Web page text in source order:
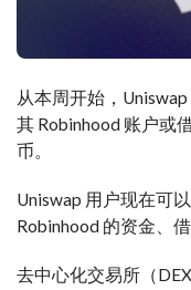
从本周开始，
其 Robinhood 账户或
币。
Uniswap 用户现在可
Robinhood 的资金、
去中心化交易所（